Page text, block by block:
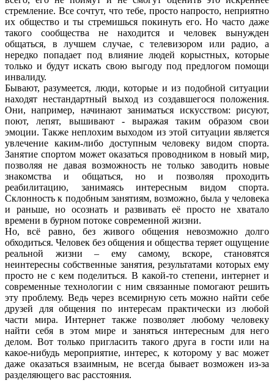
стремление. Все сочтут, что тебе, просто напросто, неприятно
их общество и ты стремишься покинуть его. Но часто даже
такого сообщества не находится и человек вынужден
общаться, в лучшем случае, с телевизором или радио, а
нередко попадает под влияние людей корыстных, которые
только и будут искать свою выгоду под предлогом помощи
инвалиду.
Бывают, разумеется, люди, которые и из подобной ситуации
находят нестандартный выход из создавшегося положения.
Они, например, начинают заниматься искусством: рисуют,
поют, лепят, вышивают - выражая таким образом свои
эмоции. Также неплохим выходом из этой ситуации является
увлечение каким-либо доступным человеку видом спорта.
Занятие спортом может оказаться проводником в новый мир,
позволяя не давая возможность не только заводить новые
знакомства и общаться, но и позволяя проходить
реабилитацию, занимаясь интересным видом спорта.
Склонность к подобным занятиям, возможно, была у человека
и раньше, но осознать и развивать её просто не хватало
времени в бурном потоке современной жизни.
Но, всё равно, без живого общения невозможно долго
обходиться. Человек без общения и общества теряет ощущение
реальной жизни – ему самому, вскоре, становятся
неинтересны собственные занятия, результатами которых ему
просто не с кем поделиться. В какой-то степени, интернет и
современные технологии с ним связанные помогают решить
эту проблему. Ведь через всемирную сеть можно найти себе
друзей для общения по интересам практически из любой
части мира. Интернет также позволяет любому человеку
найти себя в этом мире и заняться интересным для него
делом. Вот только пригласить такого друга в гости или на
какое-нибудь мероприятие, интерес, к которому у вас может
даже оказаться взаимным, не всегда бывает возможен из-за
разделяющего вас расстояния.